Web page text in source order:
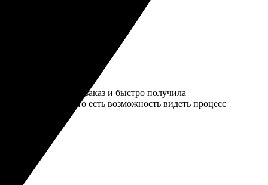
оформила заказ и быстро получила
Хорошо, что есть возможность видеть процесс